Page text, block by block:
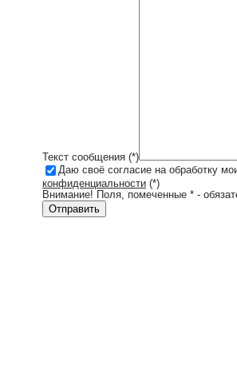
Текст сообщения (*)
Даю своё согласие на обработку
конфиденциальности (*)
Внимание! Поля, помеченные * -